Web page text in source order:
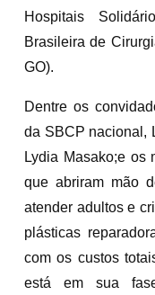
Hospitais
Brasileira de
GO).
Dentre os
da SBCP nacional,
Lydia Masako;e os
que abriram mão
atender adultos e
plásticas
com os custos
está em sua